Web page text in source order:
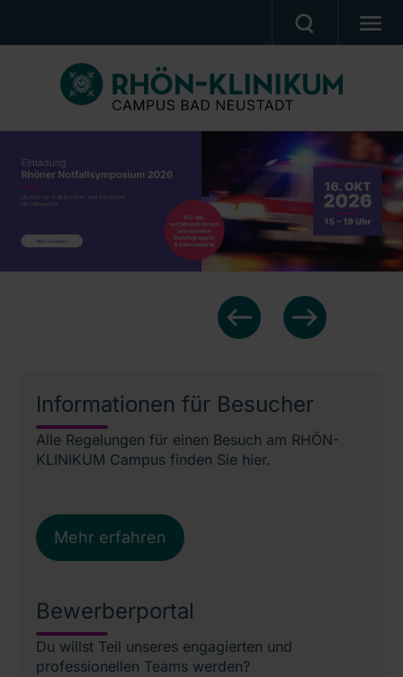
MEDIZIN & PFLEGE
PATIENTEN & BESUCHER
UNSER CAMPUS
CAMPUS AKADEMIE
AKTUELLES
Ein Unternehmen der RHÖN-KLINIKUM AG
Informationen für Besucher
Alle Regelungen für einen Besuch am RHÖN-
KLINIKUM Campus finden Sie hier.
Mehr erfahren
Bewerberportal
Du willst Teil unseres engagierten und
professionellen Teams werden?